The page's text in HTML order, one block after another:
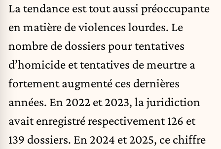
La tendance est tout aussi préoccupante
en matière de violences lourdes. Le
nombre de dossiers pour tentatives
d’homicide et tentatives de meurtre a
fortement augmenté ces dernières
années. En 2022 et 2023, la juridiction
avait enregistré respectivement 126 et
139 dossiers. En 2024 et 2025, ce chiffre